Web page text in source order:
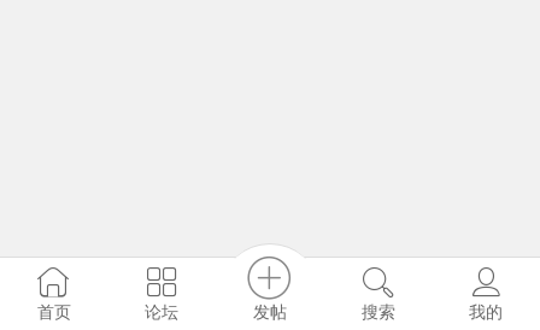
首页 论坛 发帖 搜索 我的